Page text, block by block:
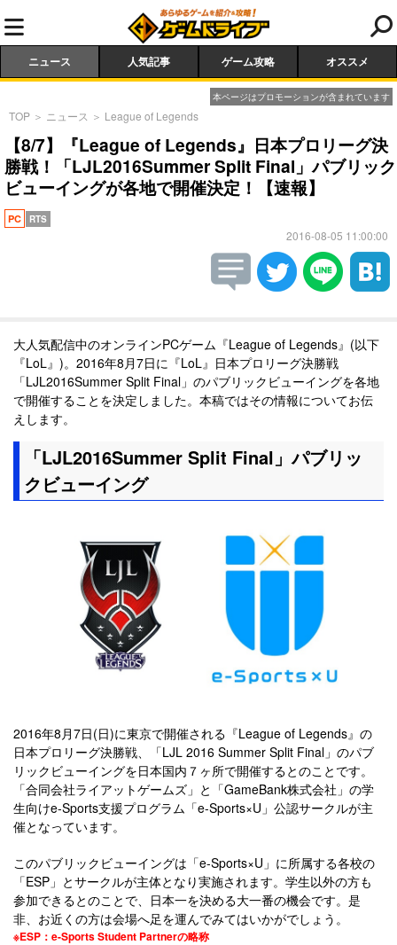
ニュース 人気記事 ゲーム攻略 オススメ
本ページはプロモーションが含まれています
TOP ＞ ニュース ＞ League of Legends
【8/7】『League of Legends』日本プロリーグ決
勝戦！「LJL2016Summer Split Final」パブリック
ビューイングが各地で開催決定！【速報】
PC RTS
2016-08-05 11:00:00
大人気配信中のオンラインPCゲーム『League of Legends』(以下
『LoL』)。2016年8月7日に『LoL』日本プロリーグ決勝戦
「LJL2016Summer Split Final」のパブリックビューイングを各地
で開催することを決定しました。本稿ではその情報についてお伝
えします。
「LJL2016Summer Split Final」パブリッ
クビューイング
2016年8月7日(日)に東京で開催される『League of Legends』の
日本プロリーグ決勝戦、「LJL 2016 Summer Split Final」のパブ
リックビューイングを日本国内７ヶ所で開催するとのことです。
「合同会社ライアットゲームズ」と「GameBank株式会社」の学
生向けe-Sports支援プログラム「e-Sports×U」公認サークルが主
催となっています。
このパブリックビューイングは「e-Sports×U」に所属する各校の
「ESP」とサークルが主体となり実施されます。学生以外の方も
参加できるとのことで、日本一を決める大一番の機会です。是
非、お近くの方は会場へ足を運んでみてはいかがでしょう。
※ESP：e-Sports Student Partnerの略称